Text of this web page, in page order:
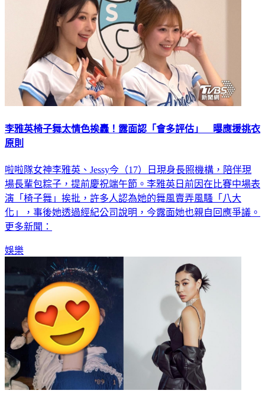
李雅英椅子舞太情色挨轟！露面認「會多評估」 曝應援挑衣
原則
啦啦隊女神李雅英、Jessy今（17）日現身長照機構，陪伴現
場長輩包粽子，提前慶祝端午節。李雅英日前因在比賽中場表
演「椅子舞」挨批，許多人認為她的舞風賣弄風騷「八大
化」，事後她透過經紀公司說明，今露面她也親自回應爭議。
更多新聞：
娛樂